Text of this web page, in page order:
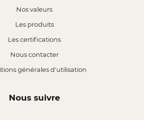
Nos valeurs
Les produits
Les certifications
Nous contacter
générales d'utilisation
Nous suivre